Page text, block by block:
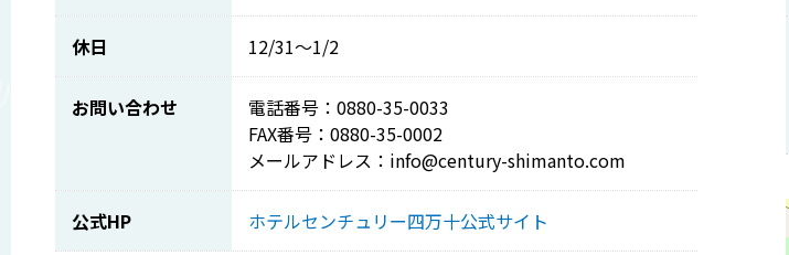
休日 12/31～1/2
お問い合わせ
電話番号：0880-35-0033
FAX番号：0880-35-0002
メールアドレス：info@century-shimanto.com
公式HP ホテルセンチュリー四万十公式サイト